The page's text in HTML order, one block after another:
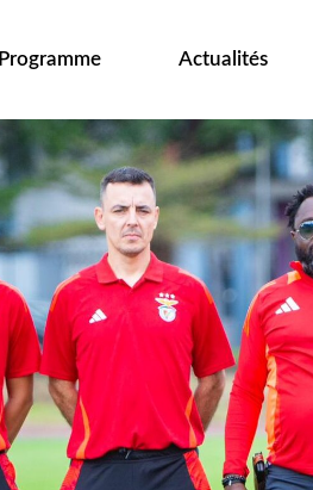
Programme Actualités